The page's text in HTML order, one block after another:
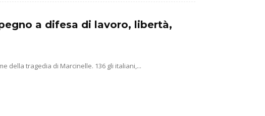
a difesa di lavoro, libertà,
della tragedia di Marcinelle. 136 gli italiani,...